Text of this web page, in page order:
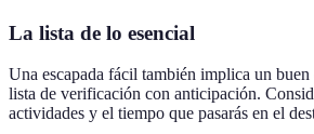
La lista de lo esencial
Una escapada fácil también implica un buen
lista de verificación con anticipación.
actividades y el tiempo que pasarás en el